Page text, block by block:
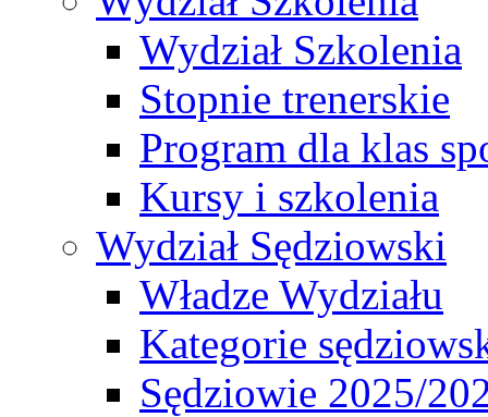
Wydział Szkolenia
Stopnie trenerskie
Program dla klas
Kursy i szkolenia
Wydział Sędziowski
Władze Wydziału
Kategorie
Sędziowie 2025/